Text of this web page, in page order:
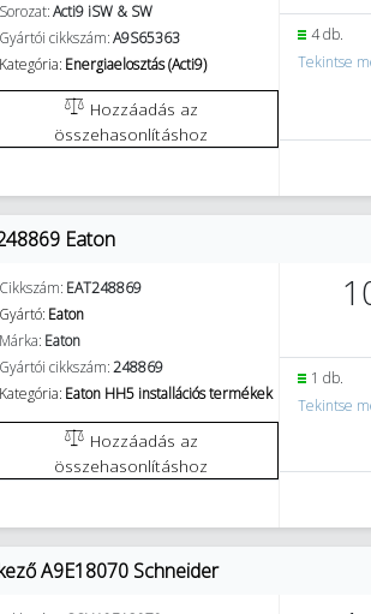
Sorozat:Acti9 iSW & SW
Gyártói cikkszám:A9S65363
Kategória: Energiaelosztás (Acti9)
összehasonlításhoz
4 db.
Tekintse
Eaton
Cikkszám: EAT248869
Gyártó: Eaton
Márka: Eaton
Gyártói cikkszám:248869
Kategória: Eaton HH5 installációs termékek
összehasonlításhoz
1 db.
Tekintse
A9E18070 Schneider